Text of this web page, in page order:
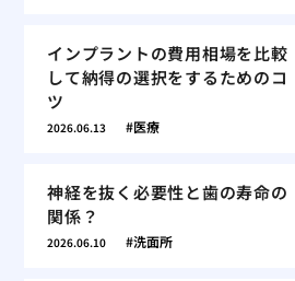
インプラントの費用相場を比較
して納得の選択をするためのコ
ツ
2026.06.13 医療
神経を抜く必要性と歯の寿命の
関係？
2026.06.10 洗面所